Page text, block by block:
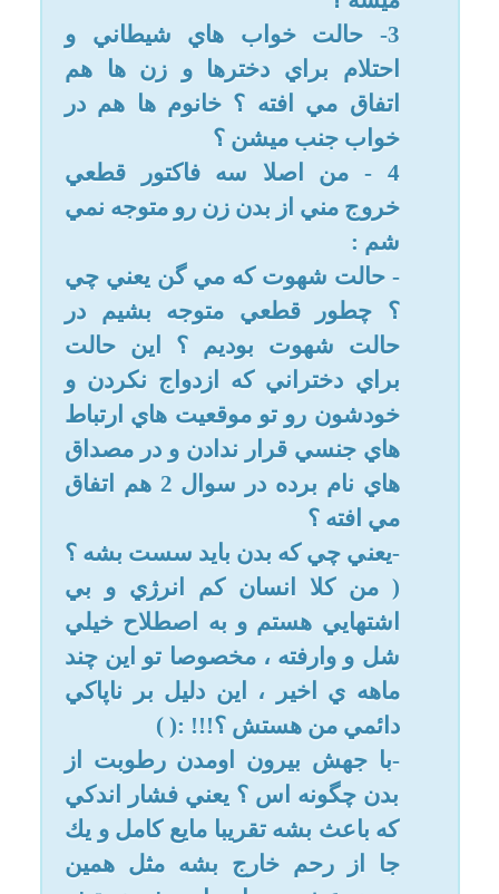
پيشاپيش ممنون از وقتي كه مي
گذاريد و شرمنده بابت زياد بودن
مطلب و تو زحمت افتادنتون :)
مرجع تقلید: امام خمینی (ره)
1- هر رطوبتی که در خواب یا بر اثر
تحریک یا تصورات جنسی یا دیدن
نعوذبالله «استمنا» ولو با لذت
جنسی خارج شود نجس و منی
نیست و غسل ندارد. و رطوبتی
نجس و منی است که با شهوت
(یعنی در اوج لذت جنسی) خارج
شود. و اگر شک داشته باشید که
رطوبتی با لذت خارج شده و یا با
شهوت و در اوج لذت، بازهم تکلیفی
ندارید.و منی محسوب نمی شود و
غسل ندارد. و رطوبتی که منی
محسوب نشود وضو را باطل نمی
دست خود، با خود بازی کند تا منی
از او خارج شود ولی اگر منی به
صورت تخیل امور جنسی باشد و نیز
با دیدن عکس و يا ديدن صحنه اي از
يك فيلم يا ديدن صحنه اي در خيابان
باشد و موجب خروج اندكي رطوبت
شود، خود ارضايي به حساب نمياد.
و موارد گفته شده باعث جنب شدن
فرد نميشه.
3- بله عزیزم در پاسخ اول براتون
توضیح دادم.
4 - حالت شهوت يعني اوج لذّت
جنسی. همین که متوجه بشي ارضا
شدی و به ارگاسم رسیده باشی در
حالت شهوت هستی و اين حالت